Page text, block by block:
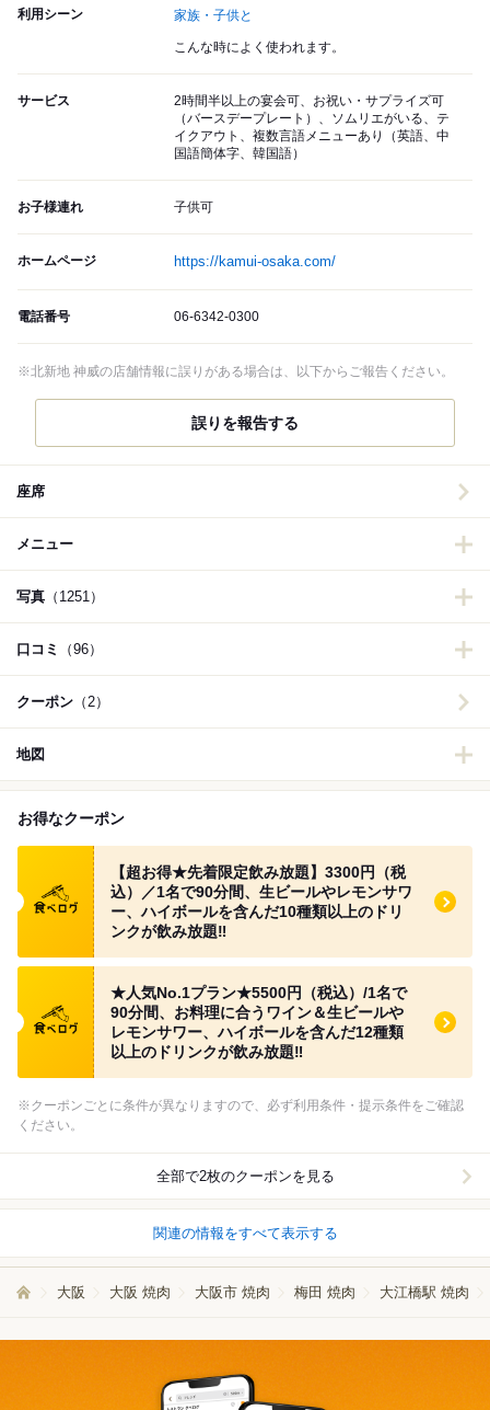
利用シーン 家族・子供と
こんな時によく使われます。
サービス
2時間半以上の宴会可、お祝い・サプライズ可
（バースデープレート）、ソムリエがいる、テ
イクアウト、複数言語メニューあり（英語、中
国語簡体字、韓国語）
お子様連れ 子供可
ホームページ https://kamui-osaka.com/
電話番号 06-6342-0300
※北新地 神威の店舗情報に誤りがある場合は、以下からご報告ください。
誤りを報告する
座席
メニュー
写真 （1251）
口コミ （96）
クーポン （2）
地図
お得なクーポン
食べログ クーポン
【超お得★先着限定飲み放題】3300円（税
込）／1名で90分間、生ビールやレモンサワ
ー、ハイボールを含んだ10種類以上のドリ
ンクが飲み放題‼︎
食べログ クーポン
★人気No.1プラン★5500円（税込）/1名で
90分間、お料理に合うワイン＆生ビールや
レモンサワー、ハイボールを含んだ12種類
以上のドリンクが飲み放題‼︎
※クーポンごとに条件が異なりますので、必ず利用条件・提示条件をご確認
ください。
全部で2枚のクーポンを見る
関連の情報をすべて表示する
大阪 大阪 焼肉 大阪市 焼肉 梅田 焼肉 大江橋駅 焼肉